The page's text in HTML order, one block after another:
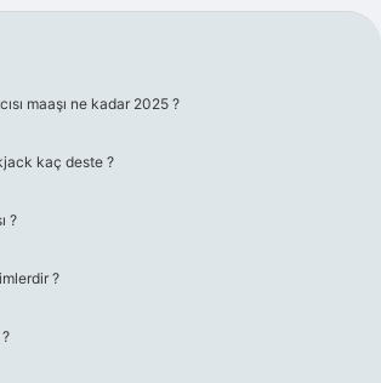
maaşı ne kadar 2025 ?
kaç deste ?
?
?